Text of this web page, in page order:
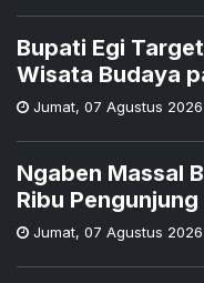
Bupati Egi
Wisata Budaya
Jumat, 07 Agustus 2026
Ngaben Massal
Ribu
Jumat, 07 Agustus 2026